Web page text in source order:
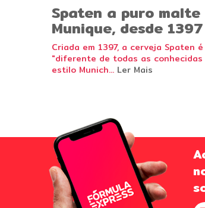
Spaten a puro malte
Munique, desde 1397
Criada em 1397, a cerveja Spaten
"diferente de todas as conhecidas
estilo Munich... Ler Mais